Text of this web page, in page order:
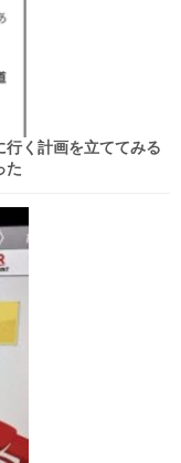
く計画を立ててみる
た